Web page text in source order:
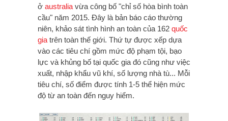
ở australia vừa công bố "chỉ số hòa bình toàn
cầu" năm 2015. Đây là bản báo cáo thường
niên, khảo sát tình hình an toàn của 162 quốc
gia trên toàn thế giới. Thứ tự được xếp dựa
vào các tiêu chí gồm mức độ phạm tội, bạo
lực và khủng bố tại quốc gia đó cũng như việc
xuất, nhập khẩu vũ khí, số lượng nhà tù... Mỗi
tiêu chí, số điểm được tính 1-5 thể hiện mức
độ từ an toàn đến nguy hiểm.